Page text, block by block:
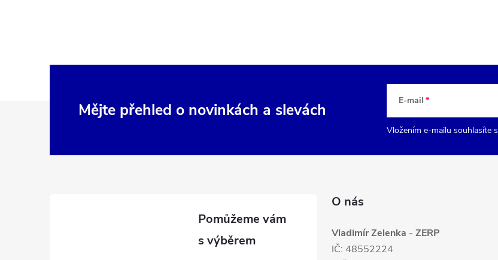
Mějte přehled o novinkách a slevách E-mail
Vložením e-mailu souhlasíte s
O nás
Vladimír Zelenka - ZERP
IČ: 48552224